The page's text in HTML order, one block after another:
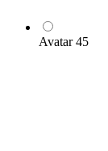
Avatar 45